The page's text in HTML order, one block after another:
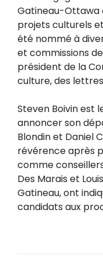
Gatineau-Ottawa
projets culturels
été nommé à
et commissions
président de la
culture, des
Steven Boivin est
annoncer son
Blondin et Daniel
révérence après
comme
Des Marais et
Gatineau, ont
candidats aux